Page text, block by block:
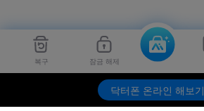
복구 잠금 해제
닥터폰 온라인 해보기